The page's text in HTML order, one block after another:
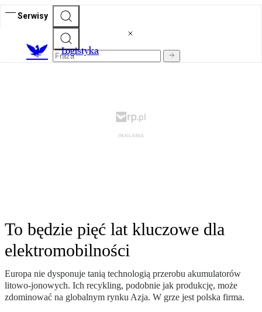
Serwisy
Logistyka
To będzie pięć lat kluczowe dla
elektromobilności
Europa nie dysponuje tanią technologią przerobu akumulatorów
litowo-jonowych. Ich recykling, podobnie jak produkcję, może
zdominować na globalnym rynku Azja. W grze jest polska firma.